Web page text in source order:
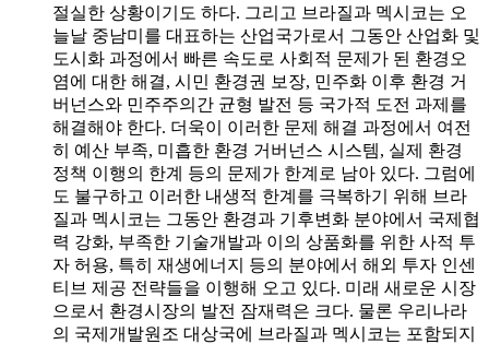
절실한 상황이기도 하다. 그리고 브라질과 멕시코는 오
늘날 중남미를 대표하는 산업국가로서 그동안 산업화 및
도시화 과정에서 빠른 속도로 사회적 문제가 된 환경오
염에 대한 해결, 시민 환경권 보장, 민주화 이후 환경 거
버넌스와 민주주의간 균형 발전 등 국가적 도전 과제를
해결해야 한다. 더욱이 이러한 문제 해결 과정에서 여전
히 예산 부족, 미흡한 환경 거버넌스 시스템, 실제 환경
정책 이행의 한계 등의 문제가 한계로 남아 있다. 그럼에
도 불구하고 이러한 내생적 한계를 극복하기 위해 브라
질과 멕시코는 그동안 환경과 기후변화 분야에서 국제협
력 강화, 부족한 기술개발과 이의 상품화를 위한 사적 투
자 허용, 특히 재생에너지 등의 분야에서 해외 투자 인센
티브 제공 전략들을 이행해 오고 있다. 미래 새로운 시장
으로서 환경시장의 발전 잠재력은 크다. 물론 우리나라
의 국제개발원조 대상국에 브라질과 멕시코는 포함되지